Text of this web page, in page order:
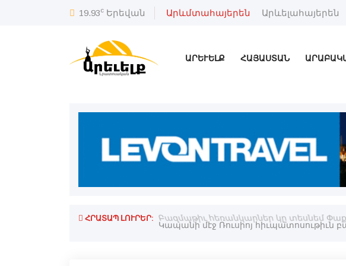
19.93c Երեվան Արևմտահայերեն Արևելահայերեն
ԱՐԵՒԵԼՔ ՀԱՅԱՍՏԱՆ
ՀՐԱՏԱՊ ԼՈՒՐԵՐ:
Ռուսիոյ ԱԳՆ պաշտօնեայ Բազմաթիւ հեռանկարներ կը տեսնեմ